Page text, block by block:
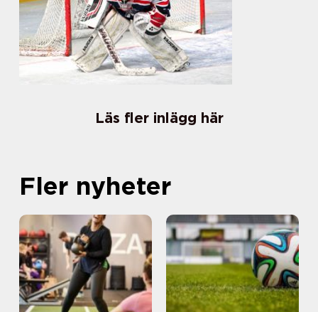
Läs fler inlägg här
Fler nyheter